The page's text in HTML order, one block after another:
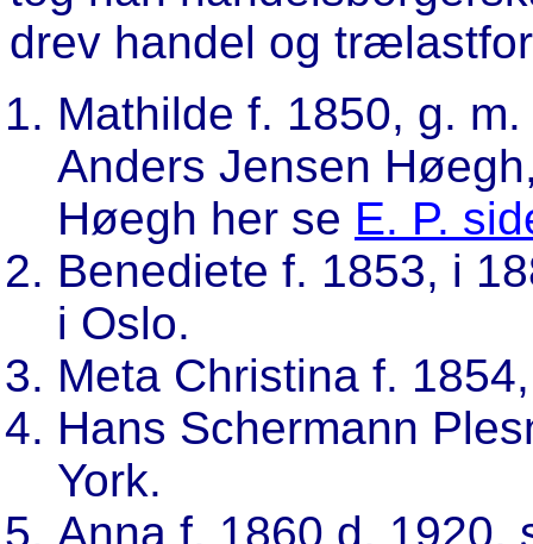
drev handel og
Mathilde f. 1850, g.
Anders Jensen
Høegh her se E. P.
Benediete f. 1853, i
i Oslo.
Meta Christina f.
Hans Schermann
York.
Anna f. 1860 d. 1920,